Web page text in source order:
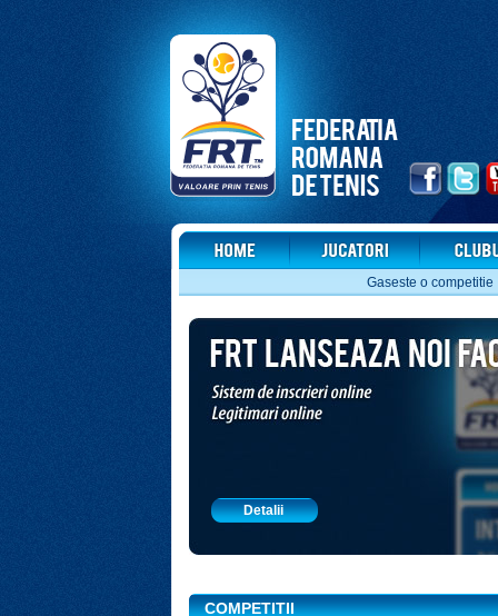
Gaseste o competitie
Detalii
COMPETITII